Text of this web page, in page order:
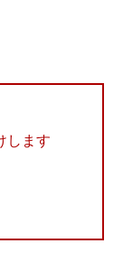
します